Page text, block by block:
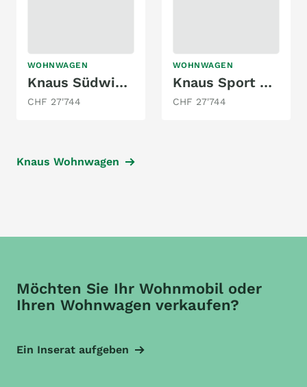
WOHNWAGEN
Knaus Südwind 460 EU
CHF 27'744
WOHNWAGEN
Knaus Sport 500 KD
CHF 27'744
Knaus Wohnwagen
Möchten Sie Ihr Wohnmobil oder
Ihren Wohnwagen verkaufen?
Ein Inserat aufgeben